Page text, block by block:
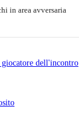
in area avversaria
dell'incontro